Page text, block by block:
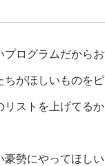
プログラムだから
ちがほしいものを
リストを上げてる
豪勢にやってほし